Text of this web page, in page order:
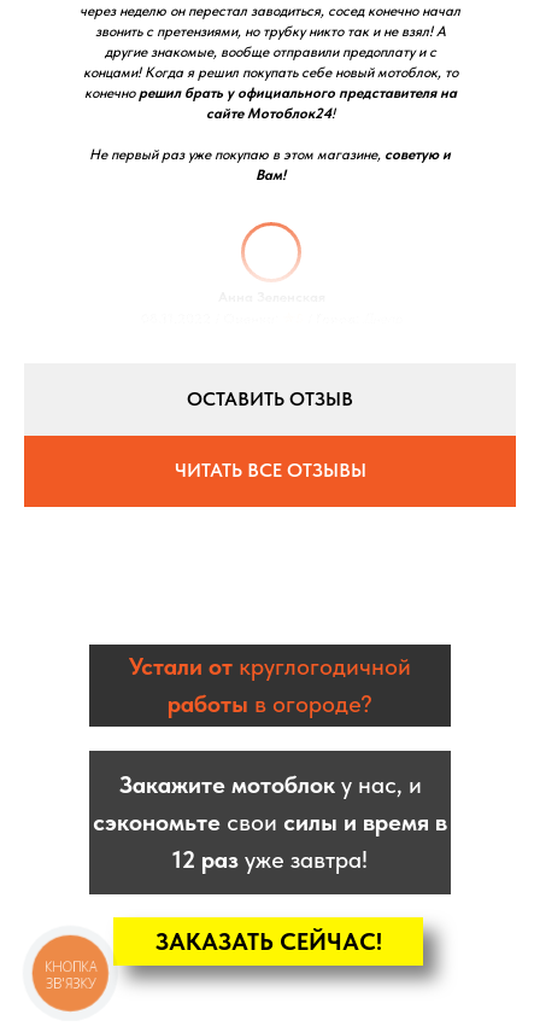
через неделю он перестал заводиться, сосед конечно начал
звонить с претензиями, но трубку никто так и не взял! А
другие знакомые, вообще отправили предоплату и с
концами! Когда я решил покупать себе новый мотоблок, то
конечнорешил брать у официального представителя на
сайте Мотоблок24!
Не первый раз уже покупаю в этом магазине, советую и
Вам!
ОСТАВИТЬ ОТЗЫВ
ЧИТАТЬ ВСЕ ОТЗЫВЫ
ЗАКАЗАТЬ СЕЙЧАС!
Закажите мотоблоку нас, и
сэкономьте свои силы и время в
12 раз уже завтра!
Устали от круглогодичной
работы в огороде?
КАТАЛОГ
КНОПКА
ЗВ'ЯЗКУ